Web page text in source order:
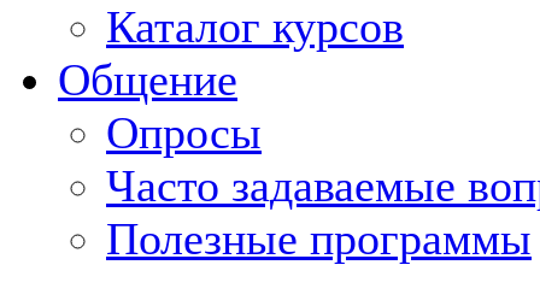
Каталог курсов
Общение
Опросы
Часто задаваемые
Полезные программы